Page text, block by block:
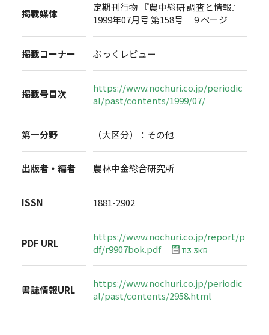
掲載媒体
定期刊行物 『農中総研 調査と情報』
1999年07月号 第158号 9 ページ
掲載コーナー ぶっくレビュー
掲載号目次
https://www.nochuri.co.jp/periodic
al/past/contents/1999/07/
第一分野 （大区分）：その他
出版者・編者 農林中金総合研究所
ISSN 1881-2902
PDF URL
https://www.nochuri.co.jp/report/p
df/r9907bok.pdf
113.3KB
書誌情報URL
https://www.nochuri.co.jp/periodic
al/past/contents/2958.html